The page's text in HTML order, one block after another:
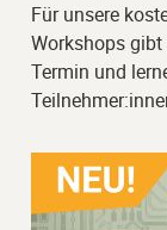
Für unsere
Workshops gibt
Termin und